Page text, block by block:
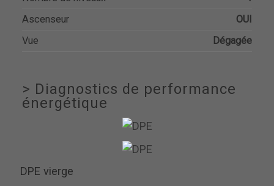
Ascenseur
OUI
Vue
Dégagée
> Diagnostics de performance
énergétique
DPE vierge